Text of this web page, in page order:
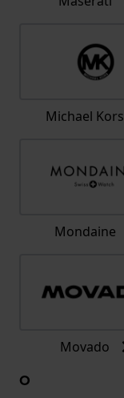
Michael Kors
Mondaine
Movado
O